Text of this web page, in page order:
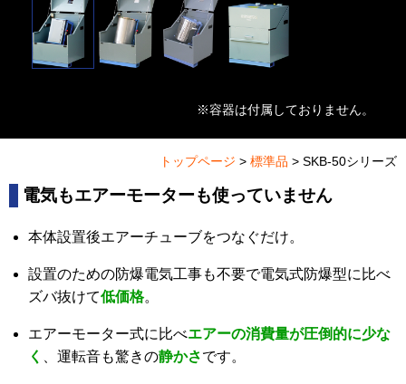
※容器は付属しておりません。
トップページ > 標準品 > SKB-50シリーズ
電気もエアーモーターも使っていません
本体設置後エアーチューブをつなぐだけ。
設置のための防爆電気工事も不要で電気式防爆型に比べ
ズバ抜けて低価格。
エアーモーター式に比べエアーの消費量が圧倒的に少な
く
、運転音も驚きの静かさです。